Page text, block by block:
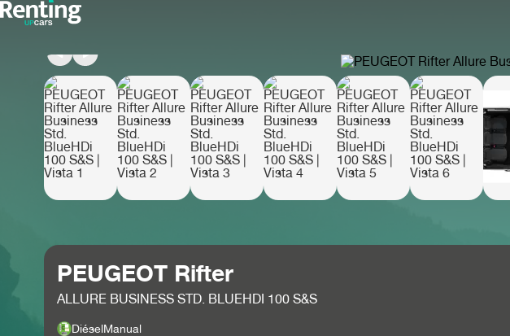
PEUGEOT Rifter
ALLURE BUSINESS STD. BLUEHDI 100 S&S
DiéselManual